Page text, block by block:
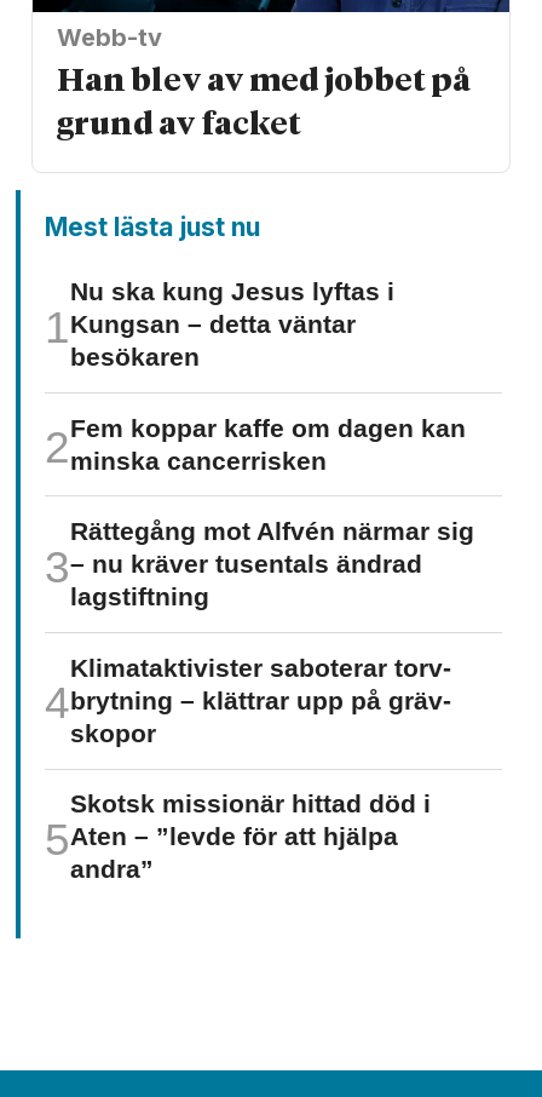
Webb-tv
Han blev av med jobbet på
grund av facket
Mest lästa just nu
Nu ska kung Jesus lyftas i
Kungsan – detta väntar
besökaren
Fem koppar kaffe om dagen kan
minska cancer­risken
Rättegång mot Alfvén närmar sig
– nu kräver tusentals ändrad
lagstiftning
Klimat­aktivister saboterar torv­
brytning – klättrar upp på gräv­
skopor
Skotsk missionär hittad död i
Aten – ”levde för att hjälpa
andra”